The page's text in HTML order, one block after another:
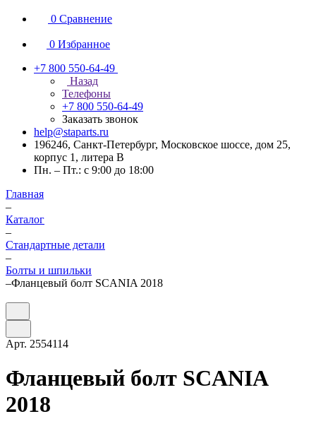
0 Сравнение
0 Избранное
+7 800 550-64-49
Назад
Телефоны
+7 800 550-64-49
Заказать звонок
help@staparts.ru
196246, Санкт-Петербург, Московское шоссе, дом 25,
корпус 1, литера В
Пн. – Пт.: с 9:00 до 18:00
Главная
–
Каталог
–
Стандартные детали
–
Болты и шпильки
–Фланцевый болт SCANIA 2018
Арт. 2554114
Фланцевый болт SCANIA
2018